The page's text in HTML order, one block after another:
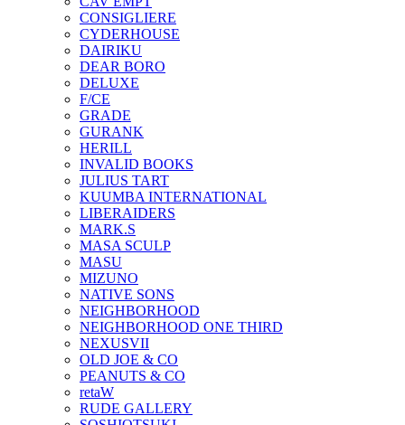
CONSIGLIERE
CYDERHOUSE
DAIRIKU
DEAR BORO
DELUXE
F/CE
GRADE
GURANK
HERILL
INVALID BOOKS
JULIUS TART
KUUMBA INTERNATIONAL
LIBERAIDERS
MARK.S
MASA SCULP
MASU
MIZUNO
NATIVE SONS
NEIGHBORHOOD
NEIGHBORHOOD ONE THIRD
NEXUSVII
OLD JOE & CO
PEANUTS & CO
retaW
RUDE GALLERY